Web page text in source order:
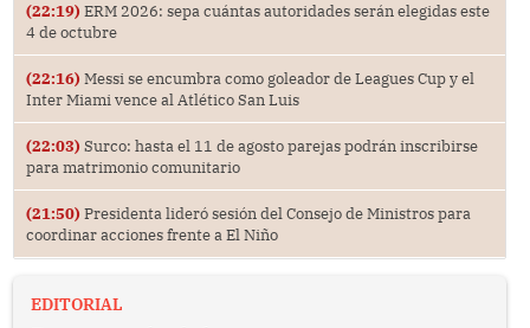
(22:19) ERM 2026: sepa cuántas autoridades serán elegidas este
4 de octubre
(22:16) Messi se encumbra como goleador de Leagues Cup y el
Inter Miami vence al Atlético San Luis
(22:03) Surco: hasta el 11 de agosto parejas podrán inscribirse
para matrimonio comunitario
(21:50) Presidenta lideró sesión del Consejo de Ministros para
coordinar acciones frente a El Niño
EDITORIAL